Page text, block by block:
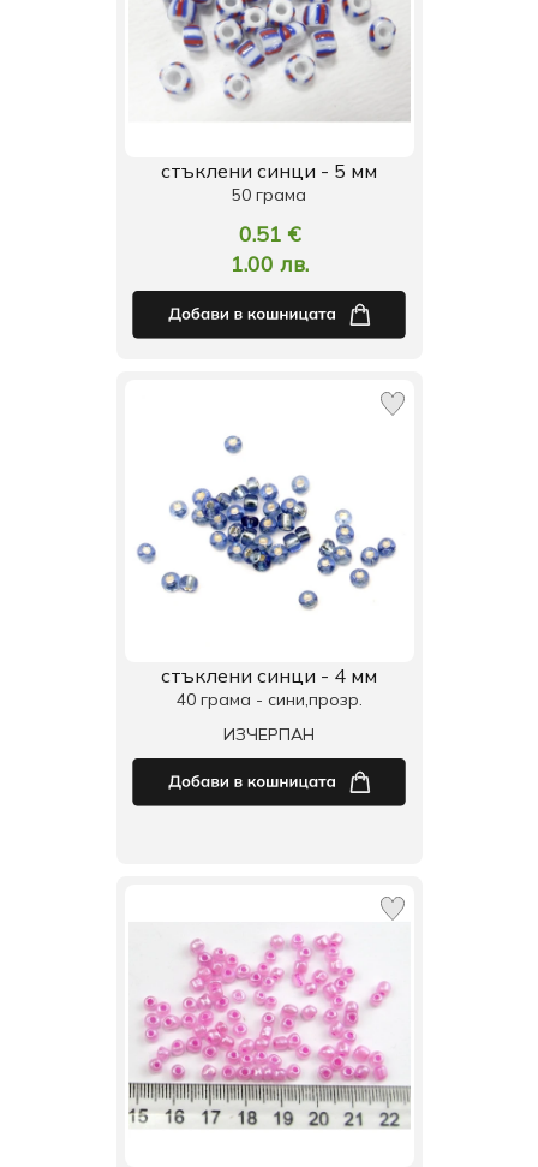
стъклени синци - 5 мм
50 грама
0.51 €
1.00 лв.
стъклени синци - 4 мм
40 грама - сини,прозр.
ИЗЧЕРПАН